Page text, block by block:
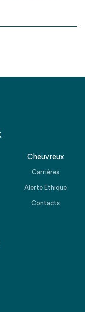
Cheuvreux
Carrières
Alerte Ethique
Contacts